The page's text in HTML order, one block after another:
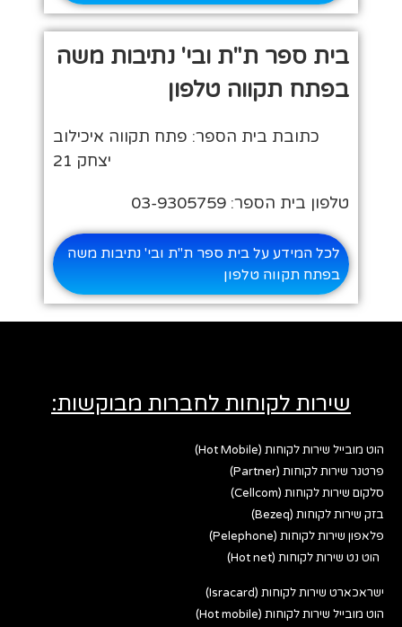
בית ספר ת"ת ובי' נתיבות משה
בפתח תקווה טלפון
כתובת בית הספר: פתח תקווה איכילוב
יצחק 21
טלפון בית הספר: 03-9305759
לכל המידע על בית ספר ת"ת ובי' נתיבות משה
בפתח תקווה טלפון
שירות לקוחות לחברות מבוקשות:
הוט מובייל שירות לקוחות (Hot Mobile)
פרטנר שירות לקוחות (Partner)
סלקום שירות לקוחות (Cellcom)
בזק שירות לקוחות (Bezeq)
פלאפון שירות לקוחות (Pelephone)
הוט נט שירות לקוחות (Hot net)
ישראכארט שירות לקוחות (Isracard)
הוט מובייל שירות לקוחות (Hot mobile)